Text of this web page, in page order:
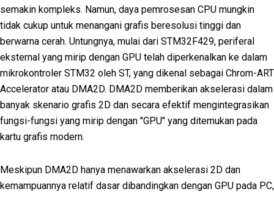
semakin kompleks. Namun, daya pemrosesan CPU mungkin
tidak cukup untuk menangani grafis beresolusi tinggi dan
berwarna cerah. Untungnya, mulai dari STM32F429, periferal
eksternal yang mirip dengan GPU telah diperkenalkan ke dalam
mikrokontroler STM32 oleh ST, yang dikenal sebagai Chrom-ART
Accelerator atau DMA2D. DMA2D memberikan akselerasi dalam
banyak skenario grafis 2D dan secara efektif mengintegrasikan
fungsi-fungsi yang mirip dengan "GPU" yang ditemukan pada
kartu grafis modern.
Meskipun DMA2D hanya menawarkan akselerasi 2D dan
kemampuannya relatif dasar dibandingkan dengan GPU pada PC,